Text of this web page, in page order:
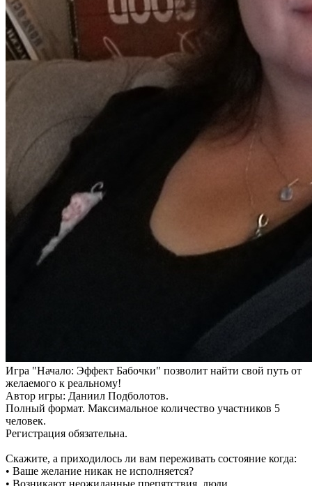
Игра "Начало: Эффект Бабочки" позволит найти свой путь от
желаемого к реальному!
Автор игры: Даниил Подболотов.
Полный формат. Максимальное количество участников 5
человек.
Регистрация обязательна.
Скажите, а приходилось ли вам переживать состояние когда:
• Ваше желание никак не исполняется?
• Возникают неожиданные препятствия, люди,